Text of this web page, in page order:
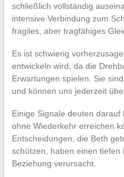
schließlich vollständig
intensive Verbindung zum
fragiles, aber tragfähiges
Es ist schwierig
entwickeln wird, da die
Erwartungen spielen. Sie
und können uns jederzeit
Einige Signale deuten
ohne Wiederkehr erreichen
Entscheidungen, die Beth
schützen, haben einen
Beziehung verursacht.